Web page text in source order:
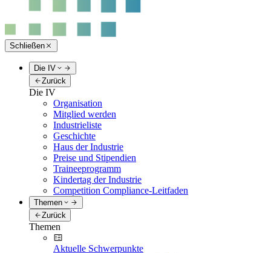
Schließen
Die IV
Zurück
Die IV
Organisation
Mitglied werden
Industrieliste
Geschichte
Haus der Industrie
Preise und Stipendien
Traineeprogramm
Kindertag der Industrie
Competition Compliance-Leitfaden
Themen
Zurück
Themen
Aktuelle Schwerpunkte